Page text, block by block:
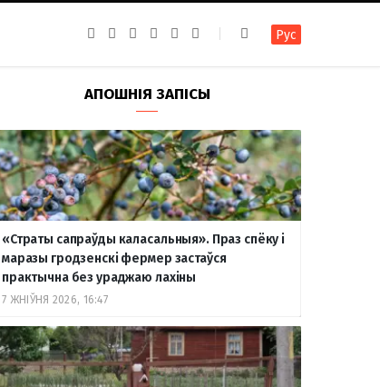
b
o
k
a
g
a
m
g
r
a
m
u
b
т
а
т
е
Рус
АПОШНІЯ ЗАПІСЫ
«Страты сапраўды каласальныя». Праз спёку і
маразы гродзенскі фермер застаўся
практычна без ураджаю лахіны
7 ЖНІЎНЯ 2026, 16:47